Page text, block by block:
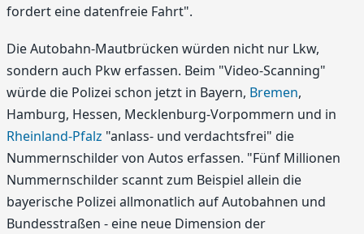
fordert eine datenfreie Fahrt".
Die Autobahn-Mautbrücken würden nicht nur Lkw,
sondern auch Pkw erfassen. Beim "Video-Scanning"
würde die Polizei schon jetzt in Bayern, Bremen,
Hamburg, Hessen, Mecklenburg-Vorpommern und in
Rheinland-Pfalz "anlass- und verdachtsfrei" die
Nummernschilder von Autos erfassen. "Fünf Millionen
Nummernschilder scannt zum Beispiel allein die
bayerische Polizei allmonatlich auf Autobahnen und
Bundesstraßen - eine neue Dimension der